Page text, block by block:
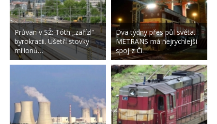
Průvan v SŽ: Tóth „zařízl“
byrokracii. Ušetří stovky
milionů…
Dva týdny přes půl světa.
METRANS má nejrychlejší
spoj z Čí…